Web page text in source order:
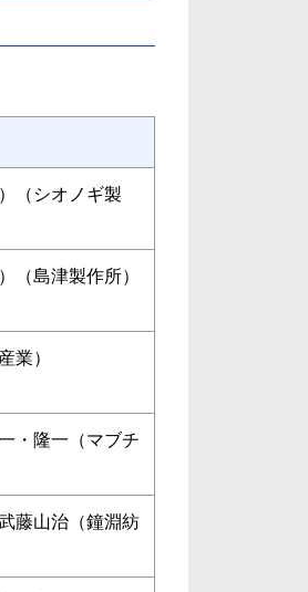
（シオノギ製
（島津製作所）
業）
・隆一（マブチ
藤山治（鐘淵紡